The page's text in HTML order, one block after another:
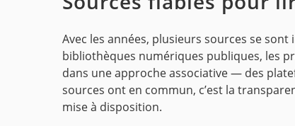
Avec les années, plusieurs sources se
bibliothèques numériques publiques, les
dans une approche associative — des
sources ont en commun, c’est la
mise à disposition.